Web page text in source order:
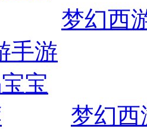
梦幻西
梦幻